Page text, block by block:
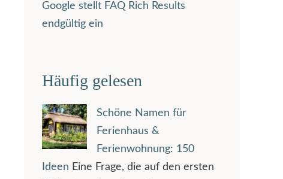
Google stellt FAQ Rich Results
endgültig ein
Häufig gelesen
Schöne Namen für
Ferienhaus &
Ferienwohnung: 150
Ideen Eine Frage, die auf den ersten